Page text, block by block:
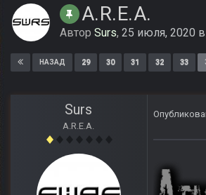
A.R.E.A.
Автор Surs, 25 июля, 2020 в
НАЗАД 29 30 31 32 33
Surs
A.R.E.A.